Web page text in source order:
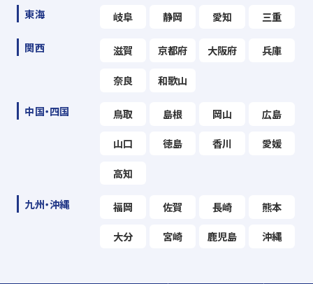
東海 岐阜 静岡 愛知 三重
関西 滋賀 京都府 大阪府 兵庫
奈良 和歌山
中国・四国 鳥取 島根 岡山 広島
山口 徳島 香川 愛媛
高知
九州・沖縄 福岡 佐賀 長崎 熊本
大分 宮崎 鹿児島 沖縄